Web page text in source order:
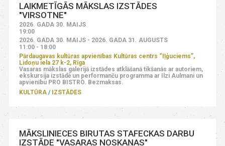
LAIKMETĪGĀS MĀKSLAS IZSTĀDES
"VIRSOTNE"
2026. GADA 30. MAIJS
19:00
2026. GADA 30. MAIJS - 2026. GADA 31. AUGUSTS
11:00 - 18:00
Pārdaugavas kultūras apvienības Kultūras centrs “Iļģuciems”,
Lidoņu iela 27 k-2, Rīga
Vasaras mākslas galerijā izstādes atklāšanā tikšanās ar autoriem,
ekskursija izstādē un performanču programma ar Ilzi Aulmani un
apvienību PRO BISTRO. Bezmaksas.
KULTŪRA
IZSTĀDES
MĀKSLINIECES BIRUTAS STAFECKAS DARBU
IZSTĀDE "VASARAS NOSKAŅAS"